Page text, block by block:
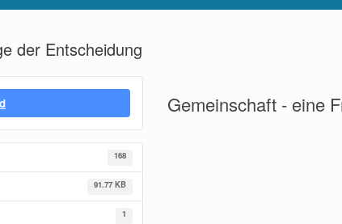
der Entscheidung
168
91.77 KB
1
Gemeinschaft - eine